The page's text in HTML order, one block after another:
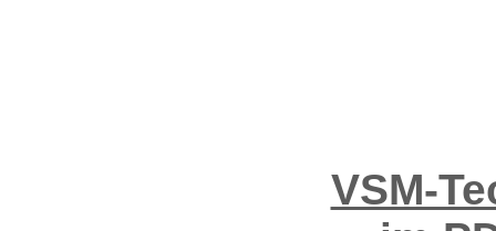
VSM-